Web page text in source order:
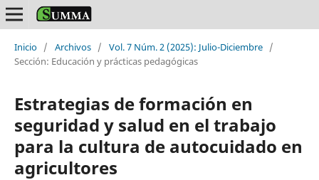
Inicio / Archivos / Vol. 7 Núm. 2 (2025): Julio-Diciembre /
Sección: Educación y prácticas pedagógicas
Estrategias de formación en
seguridad y salud en el trabajo
para la cultura de autocuidado en
agricultores